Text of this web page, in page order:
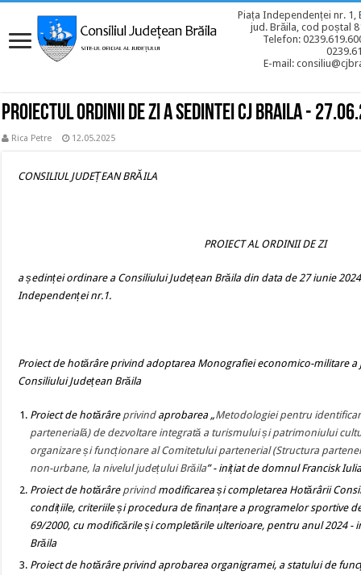
Piața Independenței nr. 1,
jud. Brăila, cod poștal
Telefon:
E-mail:
Proiectul ordinii de zi a sedintei CJ BRAILA -
Rica Petre 12.05.2025
CONSILIUL JUDEȚEAN BRĂILA
AL ORDINII DE ZI
a ședinței ordinare a Consiliului Județean Brăila din data de 27 iunie
Independenței nr.1.
Proiect de hotărâre privind adoptarea Monografiei economico-militare
Consiliului Județean Brăila
Proiect de hotărâre privind aprobarea „Metodologiei pentru
partenerială) de dezvoltare integrată a turismului și patrimoniului
organizare și funcționare al Comitetului partenerial (Structura
non-urbane, la nivelul județului Brăila”-inițiat de domnul Francisk
Proiect de hotărâre privind modificarea și completarea Hotărârii
condițiile, criteriile și procedura de finanțare a programelor sportive
69/2000, cu modificările și completările ulterioare, pentru anul 2024 -
Brăila
Proiect de hotărâreprivind aprobarea organigramei, a statului de